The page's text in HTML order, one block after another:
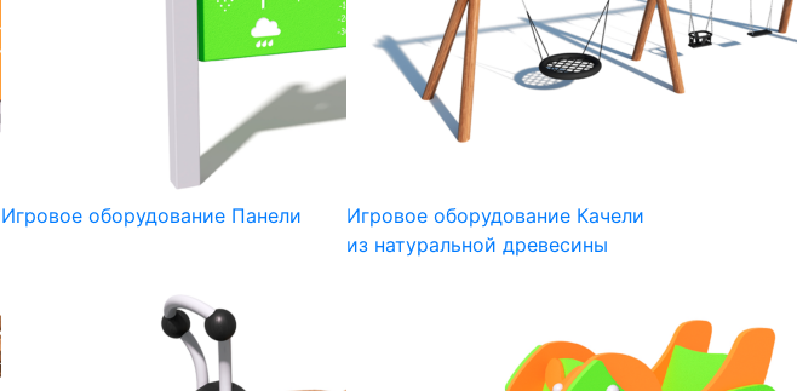
Игровое оборудование Панели
Игровое оборудование Качели
из натуральной древесины